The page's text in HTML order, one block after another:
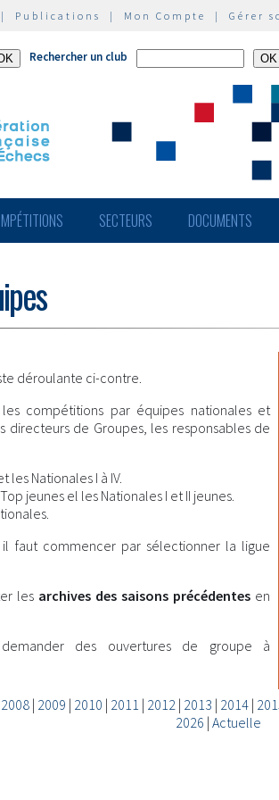
Publications | Mon Compte | Gérer
Rechercher un club
SECTEURS DOCUMENTS
déroulante ci-contre.
compétitions par équipes nationales et
directeurs de Groupes, les responsables de
Nationales I à IV.
jeunes el les Nationales I et II jeunes.
faut commencer par sélectionner la ligue
les archives des saisons précédentes en
des ouvertures de groupe à
2008| 2009 | 2010 | 2011 | 2012| 2013 | 2014|
2026 | Actuelle